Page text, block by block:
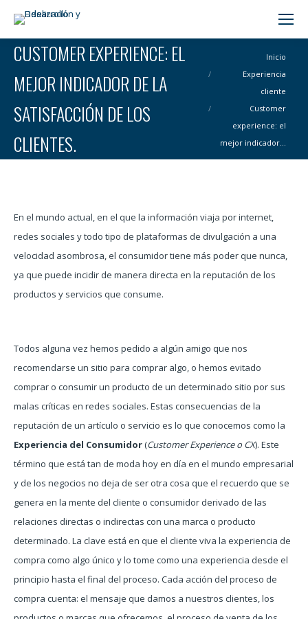
Buscar:
CUSTOMER EXPERIENCE: EL
MEJOR INDICADOR DE LA
SATISFACCIÓN DE LOS
CLIENTES.
Inicio
Experiencia
cliente
Customer
experience: el
mejor indicador…
En el mundo actual, en el que la información viaja por internet,
redes sociales y todo tipo de plataformas de divulgación a una
velocidad asombrosa, el consumidor tiene más poder que nunca,
ya que puede incidir de manera directa en la reputación de los
productos y servicios que consume.
Todos alguna vez hemos pedido a algún amigo que nos
recomendarse un sitio para comprar algo, o hemos evitado
comprar o consumir un producto de un determinado sitio por sus
malas críticas en redes sociales. Estas consecuencias de la
reputación de un artículo o servicio es lo que conocemos como la
Experiencia del Consumidor(Customer Experience o CX). Este
término que está tan de moda hoy en día en el mundo empresarial
y de los negocios no deja de ser otra cosa que el recuerdo que se
genera en la mente del cliente o consumidor derivado de las
relaciones directas o indirectas con una marca o producto
determinado. La clave está en que el cliente viva la experiencia de
compra como algo único y lo tome como una experiencia desde el
principio hasta el final del proceso. Cada acción del proceso de
compra cuenta: el mensaje que damos a nuestros clientes, los